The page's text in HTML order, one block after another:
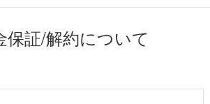
保証/解約について